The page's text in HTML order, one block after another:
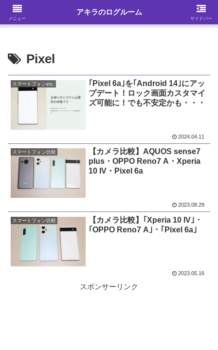
ガジェット・スマホ・パソコンを中心に何かを発見する
Pixel
スマートフォンetc.
｢Pixel 6a｣を｢Android 14｣にアッ
プデート！ロック画面カスタマイ
ズ可能に！でも不安定かも・・・
2024.04.11
スマートフォン比較
【カメラ比較】AQUOS sense7
plus・OPPO Reno7 A・Xperia
10 IV・Pixel 6a
2023.08.29
スマートフォン比較
【カメラ比較】｢Xperia 10 IV｣・
｢OPPO Reno7 A｣・｢Pixel 6a｣
2023.05.16
スポンサーリンク
メニュー
アキラのログルーム
サイドバー